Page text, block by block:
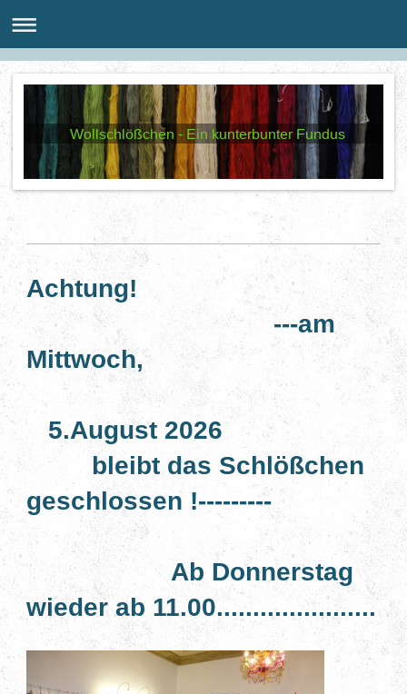
Wollschlößchen - Ein kunterbunter Fundus
Achtung!
---am
Mittwoch,
5.August 2026
bleibt das Schlößchen
geschlossen !---------
Ab Donnerstag
wieder ab 11.00......................